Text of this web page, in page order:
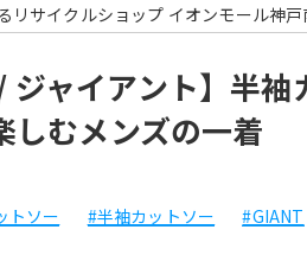
リサイクルショップ イオンモール神
/ ジャイアント】半
しむメンズの一着
トソー #半袖カットソー #GIANT